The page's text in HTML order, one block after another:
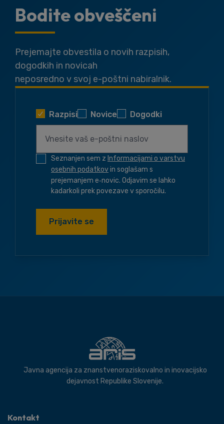
Bodite obveščeni
Prejemajte obvestila o novih razpisih,
dogodkih in novicah
neposredno v svoj e-poštni nabiralnik.
Razpisi Novice Dogodki
Seznanjen sem z Informacijami o varstvu
osebnih podatkovin soglašam s
prejemanjem e‑novic. Odjavim se lahko
kadarkoli prek povezave v sporočilu.
Prijavite se
Javna agencija za znanstvenoraziskovalno in inovacijsko
dejavnost Republike Slovenije.
Kontakt